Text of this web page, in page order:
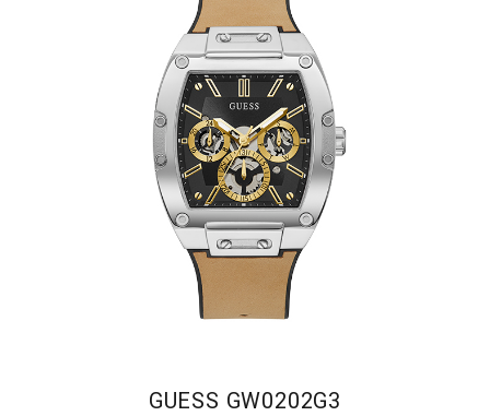
GUESS GW0202G3